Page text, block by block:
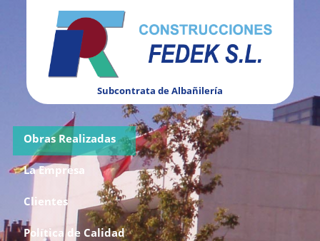
Subcontrata de Albañilería
Obras Realizadas
La Empresa
Clientes
Política de Calidad